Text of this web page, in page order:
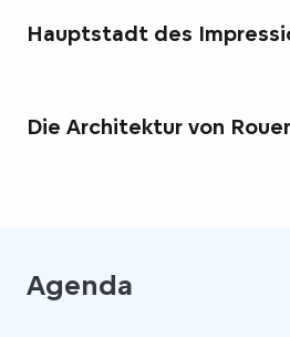
Hauptstadt des
Die Architektur von
Agenda